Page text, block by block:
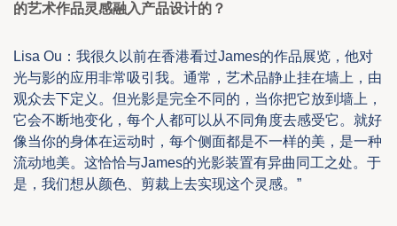
的艺术作品灵感融入产品设计的？
Lisa Ou ：我很久以前在香港看过James的作品展览，他对
光与影的应用非常吸引我。通常，艺术品静止挂在墙上，由
观众去下定义。但光影是完全不同的，当你把它放到墙上，
它会不断地变化，每个人都可以从不同角度去感受它。 就好
像当你的身体在运动时，每个侧面都是不一样的美，是一种
流动地美。这恰恰与James的光影装置有异曲同工之处。于
是，我们想从颜色、剪裁上去实现这个灵感。 ”